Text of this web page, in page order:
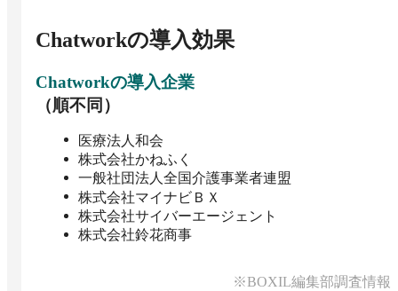
Chatworkの導入効果
Chatworkの導入企業
（順不同）
医療法人和会
株式会社かねふく
一般社団法人全国介護事業者連盟
株式会社マイナビＢＸ
株式会社サイバーエージェント
株式会社鈴花商事
※BOXIL編集部調査情報